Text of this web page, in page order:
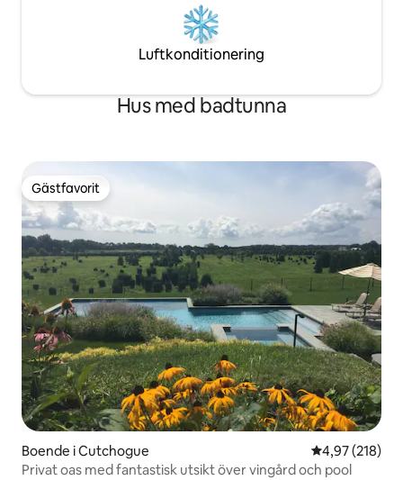
Luftkonditionering
Hus med badtunna
Gästfavorit
Gästfavorit
Boende i Cutchogue 4,97 av 5 i
4,97 (218)
Privat oas med fantastisk utsikt över vingård och pool